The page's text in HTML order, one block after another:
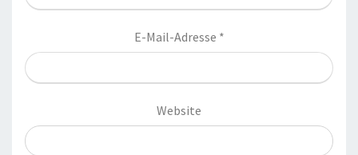
E-Mail-Adresse *
Website